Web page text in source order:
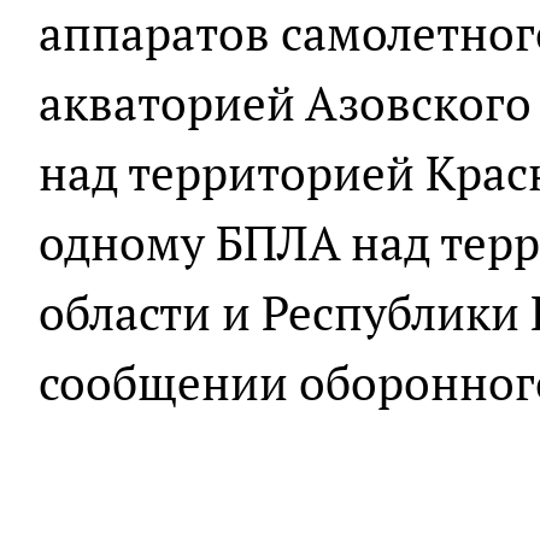
аппаратов
акваторией
над территорией
одному БПЛА над
области и
сообщении